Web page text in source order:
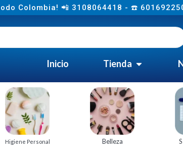
Colombia! 📲 3108064418 - ☎️
Inicio Tienda
Higiene Personal Belleza